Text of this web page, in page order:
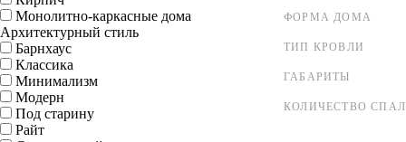
ФОРМА ДОМА
ТИП КРОВЛИ
ГАБАРИТЫ
КОЛИЧЕСТВО
Монолитно-каркасные дома
Архитектурный стиль
Барнхаус
Классика
Минимализм
Модерн
Под старину
Райт